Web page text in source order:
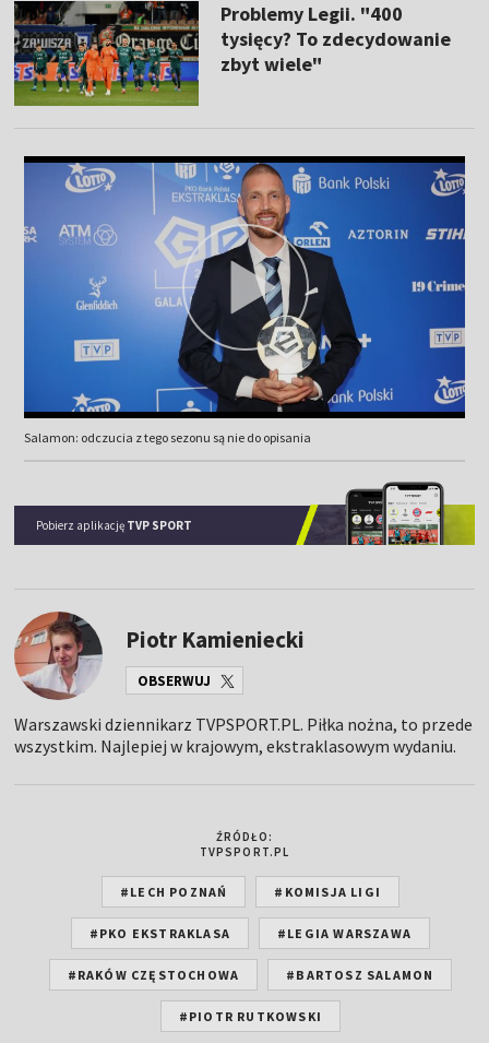
Problemy Legii. "400
tysięcy? To zdecydowanie
zbyt wiele"
Salamon: odczucia z tego sezonu są nie do opisania
Pobierz aplikację TVP SPORT
Piotr Kamieniecki
OBSERWUJ
Warszawski dziennikarz TVPSPORT.PL. Piłka nożna, to przede
wszystkim. Najlepiej w krajowym, ekstraklasowym wydaniu.
ŹRÓDŁO:
TVPSPORT.PL
#LECH POZNAŃ #KOMISJA LIGI
#PKO EKSTRAKLASA #LEGIA WARSZAWA
#RAKÓW CZĘSTOCHOWA #BARTOSZ SALAMON
#PIOTR RUTKOWSKI